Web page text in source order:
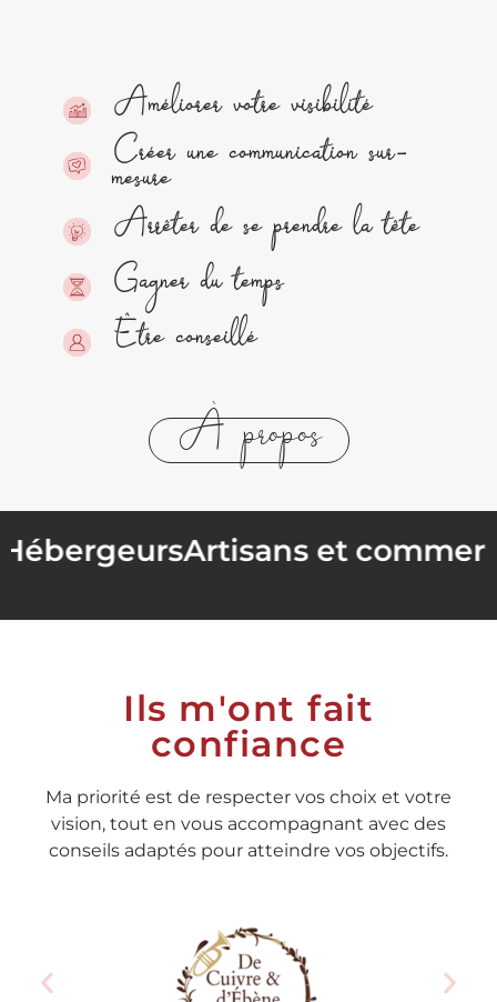
Améliorer votre visibilité
Créer une communication sur-
mesure
Arrêter de se prendre la tête
Gagner du temps
Être conseillé
À propos
Artisans et
Ils m'ont fait
confiance
Ma priorité est de respecter vos choix et votre
vision, tout en vous accompagnant avec des
conseils adaptés pour atteindre vos objectifs.